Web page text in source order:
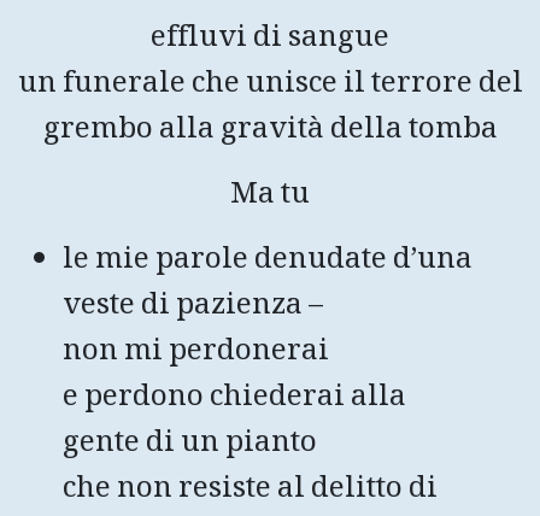
effluvi di sangue
un funerale che unisce il terrore del
grembo alla gravità della tomba
Ma tu
le mie parole denudate d’una
veste di pazienza –
non mi perdonerai
e perdono chiederai alla
gente di un pianto
che non resiste al delitto di